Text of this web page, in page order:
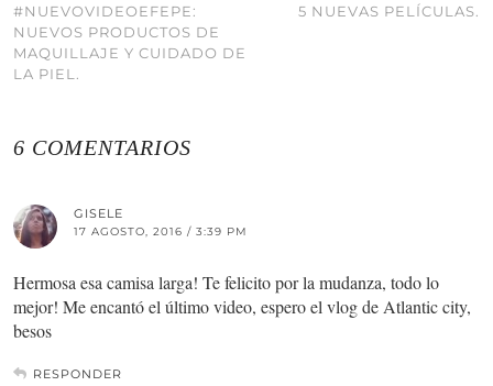
#NUEVOVIDEOEFEPE:
NUEVOS PRODUCTOS DE
MAQUILLAJE Y CUIDADO DE
LA PIEL.
5 NUEVAS PELÍCULAS.
6 COMENTARIOS
GISELE
17 AGOSTO, 2016 / 3:39 PM
Hermosa esa camisa larga! Te felicito por la mudanza, todo lo
mejor! Me encantó el último video, espero el vlog de Atlantic city,
besos
RESPONDER